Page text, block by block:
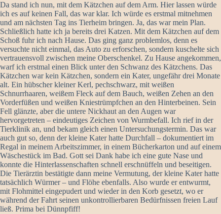
Da stand ich nun, mit dem Kätzchen auf dem Arm. Hier lassen würde
ich es auf keinen Fall, das war klar. Ich würde es erstmal mitnehmen
und am nächsten Tag ins Tierheim bringen. Ja, das war mein Plan.
Schließlich hatte ich ja bereits drei Katzen. Mit dem Kätzchen auf dem
Schoß fuhr ich nach Hause. Das ging ganz problemlos, denn es
versuchte nicht einmal, das Auto zu erforschen, sondern kuschelte sich
vertrauensvoll zwischen meine Oberschenkel. Zu Hause angekommen,
warf ich erstmal einen Blick unter den Schwanz des Kätzchens. Das
Kätzchen war kein Kätzchen, sondern ein Kater, ungefähr drei Monate
alt. Ein hübscher kleiner Kerl, pechschwarz, mit weißen
Schnurrhaaren, weißem Fleck auf dem Bauch, weißen Zehen an den
Vorderfüßen und weißen Kniestrümpfchen an den Hinterbeinen. Sein
Fell glänzte, aber die untere Nickhaut an den Augen war
hervorgetreten – eindeutiges Zeichen von Wurmbefall. Ich rief in der
Tierklinik an, und bekam gleich einen Untersuchungstermin. Das war
auch gut so, denn der kleine Kater hatte Durchfall – dokumentiert im
Regal in meinem Arbeitszimmer, in einem Bücherkarton und auf einem
Wäschestück im Bad. Gott sei Dank habe ich eine gute Nase und
konnte die Hinterlassenschaften schnell erschnüffeln und beseitigen.
Die Tierärztin bestätigte dann meine Vermutung, der kleine Kater hatte
tatsächlich Würmer – und Flöhe ebenfalls. Also wurde er entwurmt,
mit Flohmittel eingepudert und wieder in den Korb gesetzt, wo er
während der Fahrt seinen unkontrollierbaren Bedürfnissen freien Lauf
ließ. Prima bei Dünnpfiff!